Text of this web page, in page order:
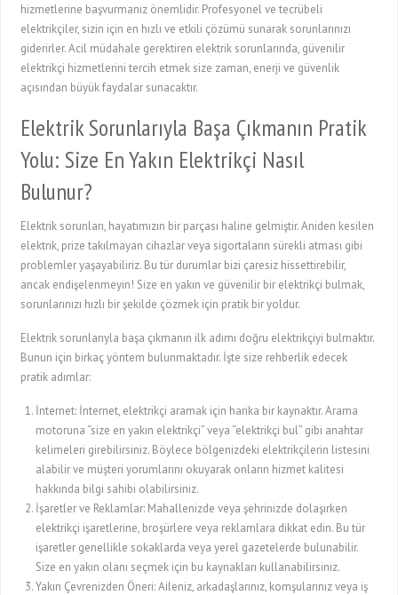
hizmetlerine başvurmanız önemlidir. Profesyonel ve tecrübeli
elektrikçiler, sizin için en hızlı ve etkili çözümü sunarak sorunlarınızı
giderirler. Acil müdahale gerektiren elektrik sorunlarında, güvenilir
elektrikçi hizmetlerini tercih etmek size zaman, enerji ve güvenlik
açısından büyük faydalar sunacaktır.
Elektrik Sorunlarıyla Başa Çıkmanın Pratik
Yolu: Size En Yakın Elektrikçi Nasıl
Bulunur?
Elektrik sorunları, hayatımızın bir parçası haline gelmiştir. Aniden kesilen
elektrik, prize takılmayan cihazlar veya sigortaların sürekli atması gibi
problemler yaşayabiliriz. Bu tür durumlar bizi çaresiz hissettirebilir,
ancak endişelenmeyin! Size en yakın ve güvenilir bir elektrikçi bulmak,
sorunlarınızı hızlı bir şekilde çözmek için pratik bir yoldur.
Elektrik sorunlarıyla başa çıkmanın ilk adımı doğru elektrikçiyi bulmaktır.
Bunun için birkaç yöntem bulunmaktadır. İşte size rehberlik edecek
pratik adımlar:
İnternet: İnternet, elektrikçi aramak için harika bir kaynaktır. Arama
motoruna “size en yakın elektrikçi” veya “elektrikçi bul” gibi anahtar
kelimeleri girebilirsiniz. Böylece bölgenizdeki elektrikçilerin listesini
alabilir ve müşteri yorumlarını okuyarak onların hizmet kalitesi
hakkında bilgi sahibi olabilirsiniz.
İşaretler ve Reklamlar: Mahallenizde veya şehrinizde dolaşırken
elektrikçi işaretlerine, broşürlere veya reklamlara dikkat edin. Bu tür
işaretler genellikle sokaklarda veya yerel gazetelerde bulunabilir.
Size en yakın olanı seçmek için bu kaynakları kullanabilirsiniz.
Yakın Çevrenizden Öneri: Aileniz, arkadaşlarınız, komşularınız veya iş